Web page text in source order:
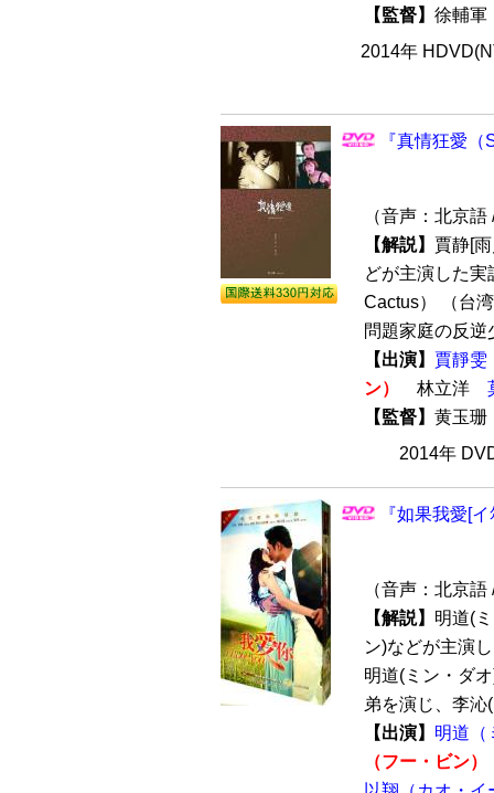
【監督】 徐輔
2014年
『真情狂愛
（音声：北京
【解説】 賈静[
どが主演した
Cactus） （台
問題家庭の反逆
【出演】 賈靜雯
ン）
林立洋
【監督】 黄玉
2014年
『如果我愛[
（音声：北京
【解説】 明道(
ン)などが主演
明道(ミン・ダ
弟を演じ、李沁
【出演】 明道（
（フー・ビン）